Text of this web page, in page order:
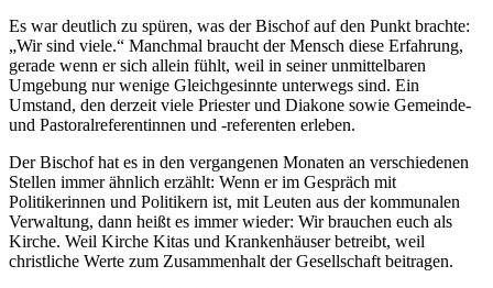
Es war deutlich zu spüren, was der Bischof auf den Punkt brachte:
„Wir sind viele.“ Manchmal braucht der Mensch diese Erfahrung,
gerade wenn er sich allein fühlt, weil in seiner unmittelbaren
Umgebung nur wenige Gleichgesinnte unterwegs sind. Ein
Umstand, den derzeit viele Priester und Diakone sowie Gemeinde-
und Pastoralreferentinnen und -referenten erleben.
Der Bischof hat es in den vergangenen Monaten an verschiedenen
Stellen immer ähnlich erzählt: Wenn er im Gespräch mit
Politikerinnen und Politikern ist, mit Leuten aus der kommunalen
Verwaltung, dann heißt es immer wieder: Wir brauchen euch als
Kirche. Weil Kirche Kitas und Krankenhäuser betreibt, weil
christliche Werte zum Zusammenhalt der Gesellschaft beitragen.